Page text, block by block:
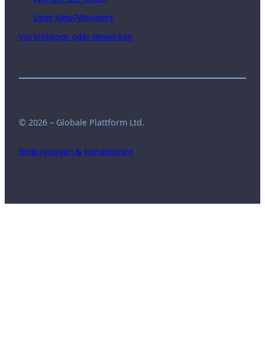
Über New7Wonders
Vorschlagen oder Bewerben
© 2026 – Globale Plattform Ltd.
Bedingungen & Konditionen